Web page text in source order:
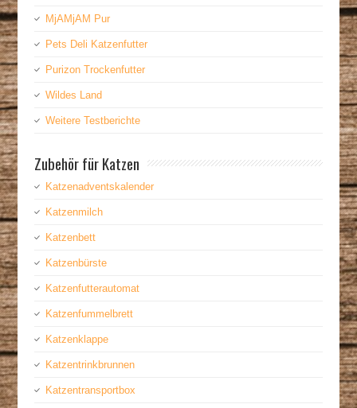
MjAMjAM Pur
Pets Deli Katzenfutter
Purizon Trockenfutter
Wildes Land
Weitere Testberichte
Zubehör für Katzen
Katzenadventskalender
Katzenmilch
Katzenbett
Katzenbürste
Katzenfutterautomat
Katzenfummelbrett
Katzenklappe
Katzentrinkbrunnen
Katzentransportbox